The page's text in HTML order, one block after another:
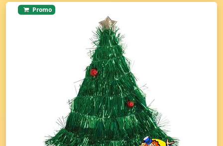
Promo